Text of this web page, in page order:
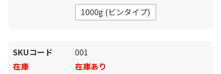
1000g (ビンタイプ)
SKUコード
001
在庫
在庫あり